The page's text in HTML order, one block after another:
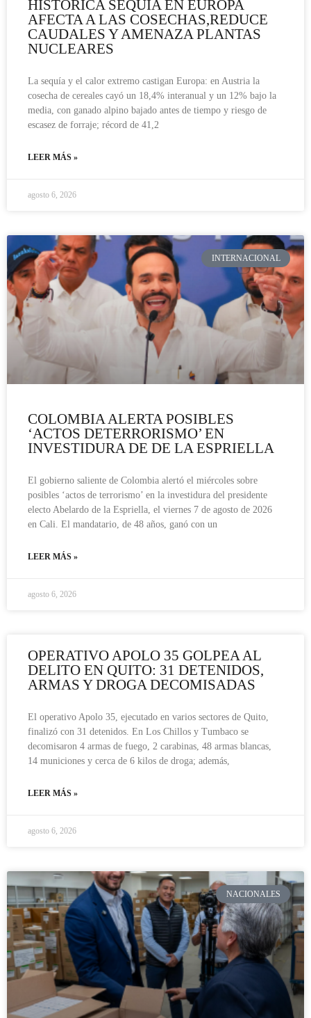
HISTÓRICA SEQUÍA EN EUROPA
AFECTA A LAS COSECHAS,REDUCE
CAUDALES Y AMENAZA PLANTAS
NUCLEARES
La sequía y el calor extremo castigan Europa: en Austria la
cosecha de cereales cayó un 18,4% interanual y un 12% bajo la
media, con ganado alpino bajado antes de tiempo y riesgo de
escasez de forraje; récord de 41,2
LEER MÁS »
agosto 6, 2026
INTERNACIONAL
COLOMBIA ALERTA POSIBLES
‘ACTOS DETERRORISMO’ EN
INVESTIDURA DE DE LA ESPRIELLA
El gobierno saliente de Colombia alertó el miércoles sobre
posibles ‘actos de terrorismo’ en la investidura del presidente
electo Abelardo de la Espriella, el viernes 7 de agosto de 2026
en Cali. El mandatario, de 48 años, ganó con un
LEER MÁS »
agosto 6, 2026
OPERATIVO APOLO 35 GOLPEA AL
DELITO EN QUITO: 31 DETENIDOS,
ARMAS Y DROGA DECOMISADAS
El operativo Apolo 35, ejecutado en varios sectores de Quito,
finalizó con 31 detenidos. En Los Chillos y Tumbaco se
decomisaron 4 armas de fuego, 2 carabinas, 48 armas blancas,
14 municiones y cerca de 6 kilos de droga; además,
LEER MÁS »
agosto 6, 2026
NACIONALES